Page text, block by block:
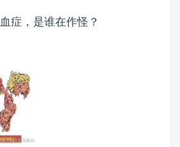
症，是谁在作怪？